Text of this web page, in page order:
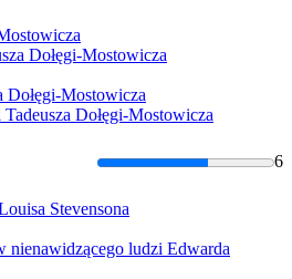
Dołęgi-Mostowicza
Dołęgi-Mostowicza
Dołęgi-Mostowicza
6
Stevensona
nienawidzącego ludzi Edwarda